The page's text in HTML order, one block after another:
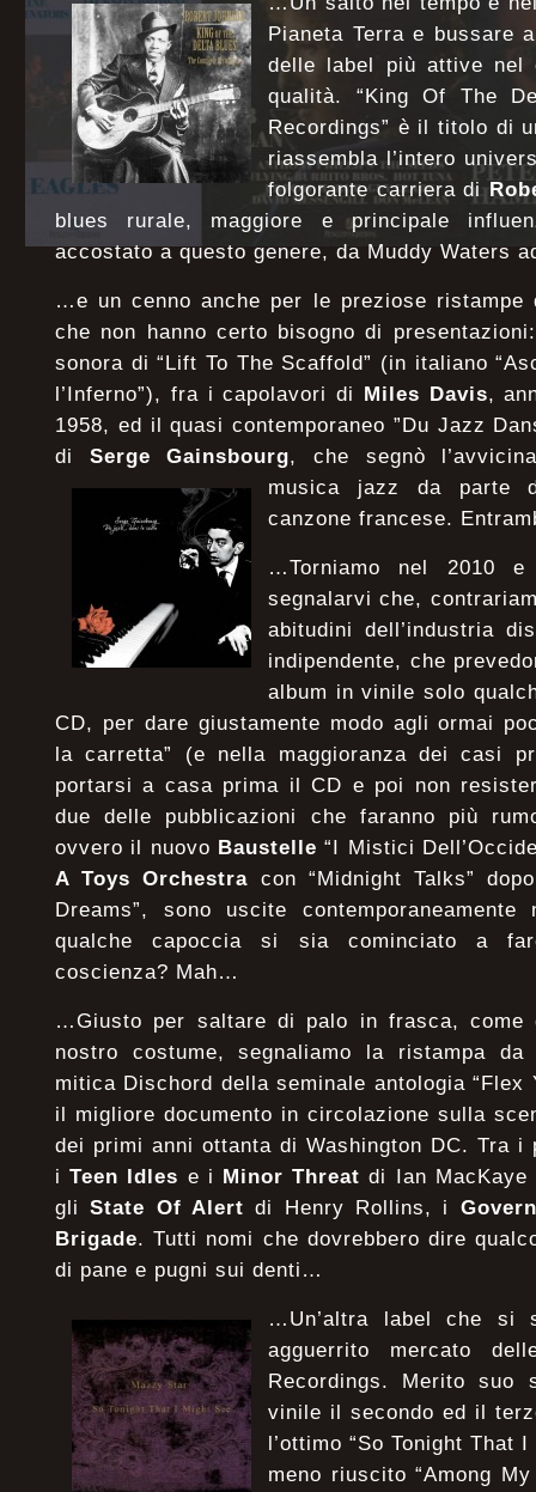
Pianeta Terra e bussare
delle label più attive nel
qualità. “King Of The
Recordings” è il titolo di
riassembla l’intero
folgorante carriera di
blues rurale, maggiore e principale
accostato a questo genere, da Muddy Waters
…e un cenno anche per le preziose ristampe
che non hanno certo bisogno di
sonora di “Lift To The Scaffold” (in italiano
l’Inferno”), fra i capolavori di Miles Davis,
1958, ed il quasi contemporaneo ”Du Jazz
di Serge Gainsbourg, che segnò
musica jazz da parte
canzone francese.
…Torniamo nel 2010
segnalarvi che,
abitudini dell’industria
indipendente, che
album in vinile solo
CD, per dare giustamente modo agli ormai
la carretta” (e nella maggioranza dei casi
portarsi a casa prima il CD e poi non
due delle pubblicazioni che faranno più
ovvero il nuovo Baustelle “I Mistici
A Toys Orchestra con “Midnight Talks”
Dreams”, sono uscite
qualche capoccia si sia cominciato a
coscienza? Mah…
…Giusto per saltare di palo in frasca, come
nostro costume, segnaliamo la ristampa da
mitica Dischord della seminale antologia “Flex
il migliore documento in circolazione sulla
dei primi anni ottanta di Washington DC. Tra i
iTeen Idles e i Minor Threat di Ian MacKaye
gliState Of Alert di Henry Rollins, i
Brigade. Tutti nomi che dovrebbero dire
di pane e pugni sui denti…
…Un’altra label che si
agguerrito mercato
Recordings. Merito suo
vinile il secondo ed il
l’ottimo “So Tonight That
meno riuscito “Among